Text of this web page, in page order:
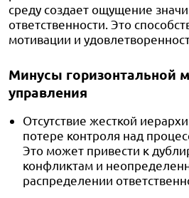
среду создает ощущение
ответственности. Это
мотивации и
Минусы горизонтальной
управления
Отсутствие жесткой
потере контроля над
Это может привести к
конфликтам и
распределении